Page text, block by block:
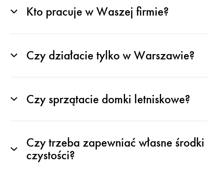
Kto pracuje w Waszej firmie?
Czy działacie tylko w Warszawie?
Czy sprzątacie domki letniskowe?
Czy trzeba zapewniać własne środki
czystości?